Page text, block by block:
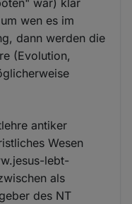
war) klar
wen es im
dann werden die
(Evolution,
antiker
Wesen
lebt-
als
des NT